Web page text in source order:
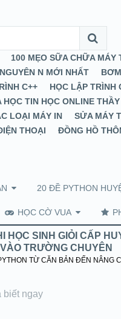
100 MẸO SỮA CHỮA MÁY
N MỚI NHẤT
C++
HỌC LẬP TRÌNH
HỌC TIN HỌC ONLINE
LOẠI MÁY IN SỬA MÁY
THOẠI ĐỒNG HỒ
20 ĐỀ PYTHON
HỌC CỜ VUA
HỌC SINH GIỎI CẤP
TRƯỜNG CHUYÊN
TỪ CĂN BẢN ĐẾN NÂNG
biết ngay